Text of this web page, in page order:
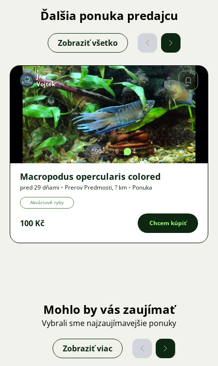
Ďalšia ponuka predajcu
Zobraziť všetko
Obrázok
Jan
Vojtek
590 6 4
Macropodus opercularis colored
pred 29 dňami • Prerov Predmosti,? km • Ponuka
Akváriové ryby
100 Kč Chcem kúpiť
Mohlo by vás zaujímať
Vybrali sme najzaujímavejšie ponuky
Zobraziť viac